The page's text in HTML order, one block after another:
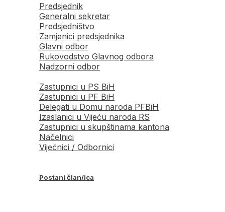
Predsjednik
Generalni sekretar
Predsjedništvo
Zamjenici predsjednika
Glavni odbor
Rukovodstvo Glavnog odbora
Nadzorni odbor
Zastupnici u PS BiH
Zastupnici u PF BiH
Delegati u Domu naroda PFBiH
Izaslanici u Vijeću naroda RS
Zastupnici u skupštinama kantona
Načelnici
Vijećnici / Odbornici
Postani član/ica